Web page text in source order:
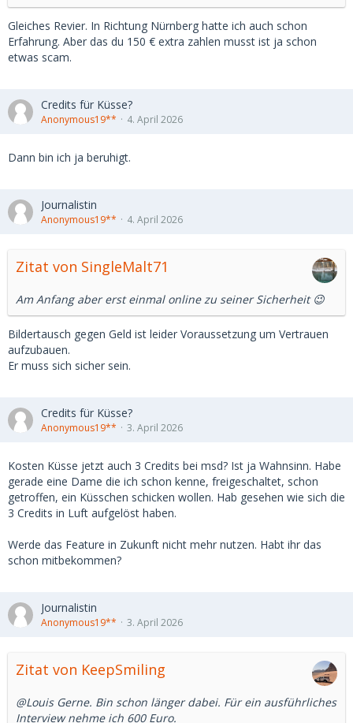
Gleiches Revier. In Richtung Nürnberg hatte ich auch schon
Erfahrung. Aber das du 150 € extra zahlen musst ist ja schon
etwas scam.
Credits für Küsse?
Anonymous19** 4. April 2026
Dann bin ich ja beruhigt.
Journalistin
Anonymous19** 4. April 2026
Zitat von SingleMalt71
Am Anfang aber erst einmal online zu seiner Sicherheit 😉
Bildertausch gegen Geld ist leider Voraussetzung um Vertrauen
aufzubauen.
Er muss sich sicher sein.
Credits für Küsse?
Anonymous19** 3. April 2026
Kosten Küsse jetzt auch 3 Credits bei msd? Ist ja Wahnsinn. Habe
gerade eine Dame die ich schon kenne, freigeschaltet, schon
getroffen, ein Küsschen schicken wollen. Hab gesehen wie sich die
3 Credits in Luft aufgelöst haben.
Werde das Feature in Zukunft nicht mehr nutzen. Habt ihr das
schon mitbekommen?
Journalistin
Anonymous19** 3. April 2026
Zitat von KeepSmiling
@Louis Gerne. Bin schon länger dabei. Für ein ausführliches
Interview nehme ich 600 Euro.